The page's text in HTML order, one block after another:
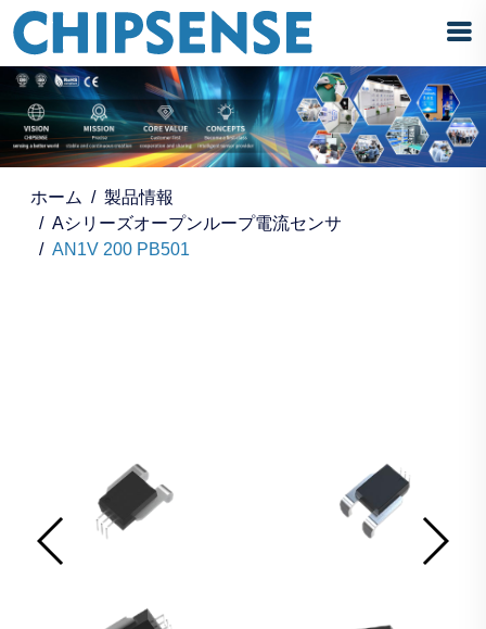
ホーム
製品情報
Aシリーズオープンループ電流センサ
AN1V 200 PB501